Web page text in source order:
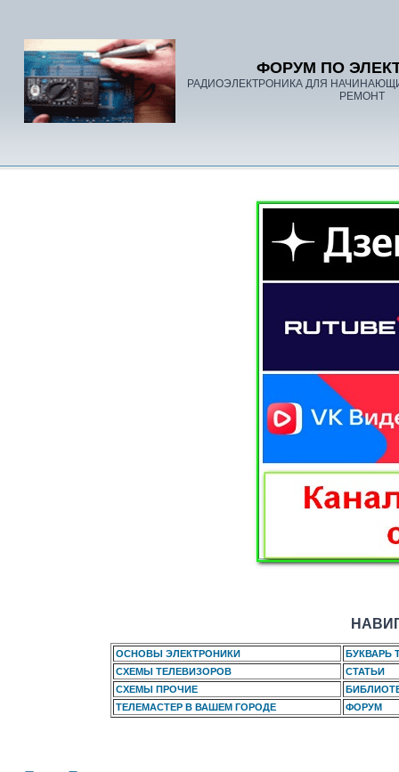
ФОРУМ ПО
РАДИОЭЛЕКТРОНИКА ДЛЯ
РЕМОНТ
ОСНОВЫ ЭЛЕКТРОНИКИ
БУКВАРЬ
СХЕМЫ ТЕЛЕВИЗОРОВ
СТАТЬИ
СХЕМЫ ПРОЧИЕ
ТЕЛЕМАСТЕР В ВАШЕМ ГОРОДЕ
ФОРУМ